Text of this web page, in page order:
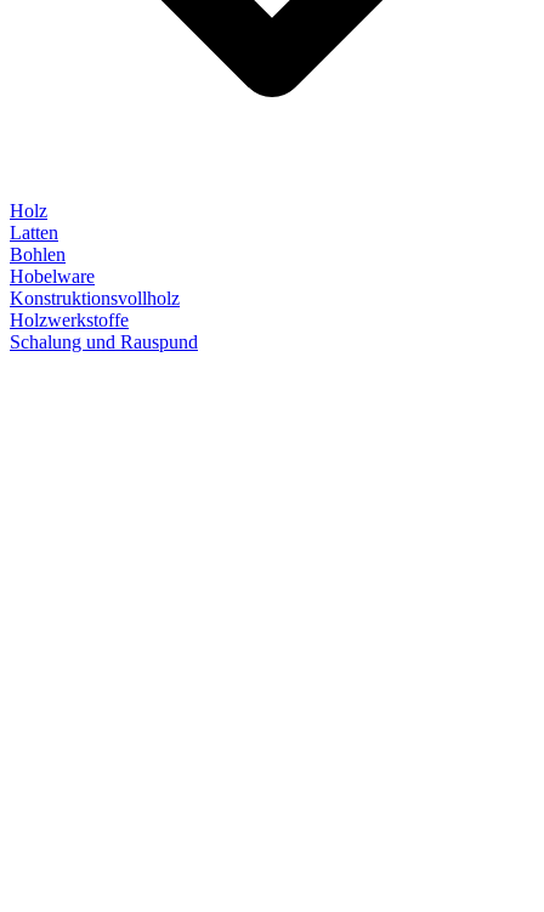
Holz
Latten
Bohlen
Hobelware
Konstruktionsvollholz
Holzwerkstoffe
Schalung und Rauspund